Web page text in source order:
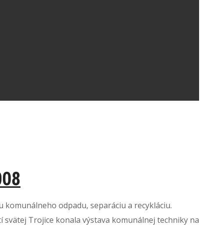
komunálneho odpadu, separáciu a recykláciu.
svätej Trojice konala výstava komunálnej techniky na